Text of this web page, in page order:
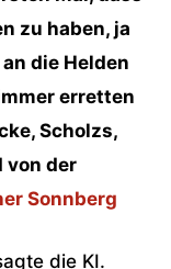
zu haben, ja
die Helden
erretten
Scholzs,
von der
Sonnberg
die KI.